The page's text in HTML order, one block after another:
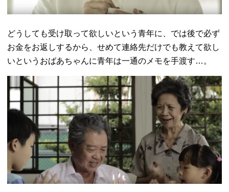
どうしても受け取って欲しいという青年に、では後で必ず
お金をお返しするから、せめて連絡先だけでも教えて欲し
いというおばあちゃんに青年は一通のメモを手渡す…。